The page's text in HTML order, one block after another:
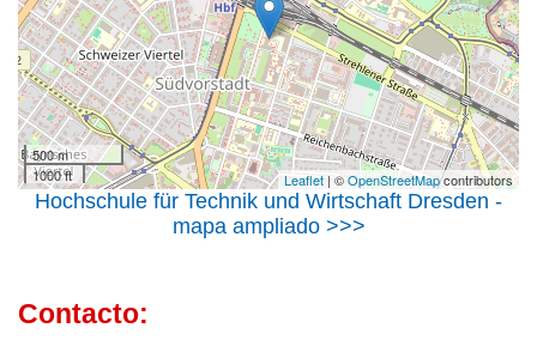
500 m
1000 ft
Leaflet | ©OpenStreetMapcontributors
Hochschule für Technik und Wirtschaft Dresden -
mapa ampliado >>>
Contacto: